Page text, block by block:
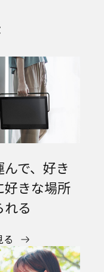
で、好き
好きな場所
れる
る